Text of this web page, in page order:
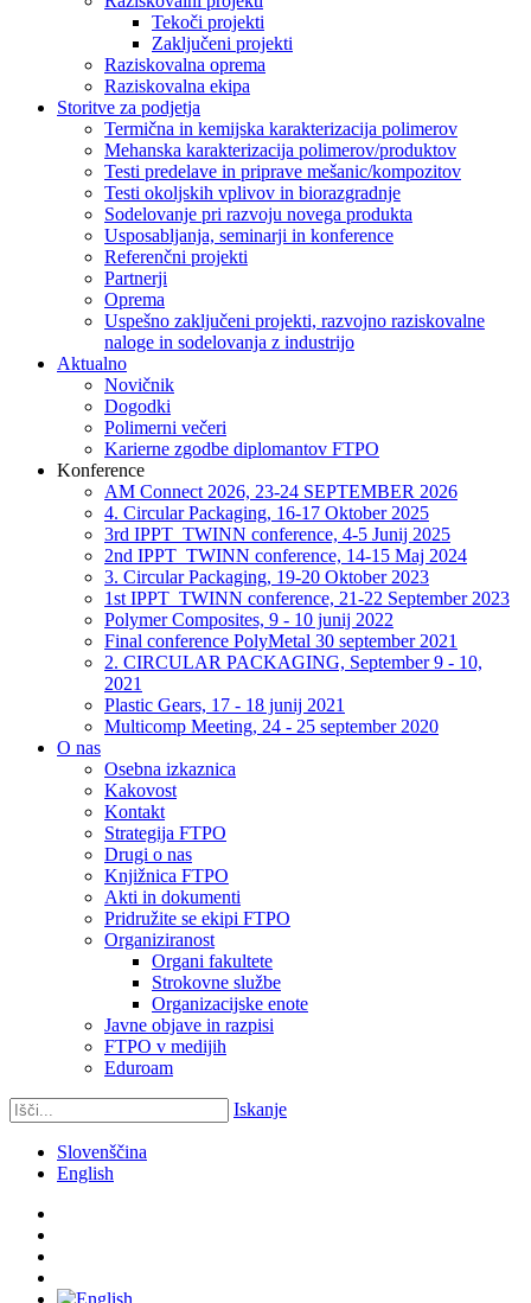
Tekoči projekti
Zaključeni projekti
Raziskovalna oprema
Raziskovalna ekipa
Storitve za podjetja
Termična in kemijska karakterizacija polimerov
Mehanska karakterizacija polimerov/produktov
Testi predelave in priprave mešanic/kompozitov
Testi okoljskih vplivov in biorazgradnje
Sodelovanje pri razvoju novega produkta
Usposabljanja, seminarji in konference
Referenčni projekti
Partnerji
Oprema
Uspešno zaključeni projekti, razvojno raziskovalne
naloge in sodelovanja z industrijo
Aktualno
Novičnik
Dogodki
Polimerni večeri
Karierne zgodbe diplomantov FTPO
Konference
AM Connect 2026, 23-24 SEPTEMBER 2026
4. Circular Packaging, 16-17 Oktober 2025
3rd IPPT_TWINN conference, 4-5 Junij 2025
2nd IPPT_TWINN conference, 14-15 Maj 2024
3. Circular Packaging, 19-20 Oktober 2023
1st IPPT_TWINN conference, 21-22 September 2023
Polymer Composites, 9 - 10 junij 2022
Final conference PolyMetal 30 september 2021
2. CIRCULAR PACKAGING, September 9 - 10,
2021
Plastic Gears, 17 - 18 junij 2021
Multicomp Meeting, 24 - 25 september 2020
O nas
Osebna izkaznica
Kakovost
Kontakt
Strategija FTPO
Drugi o nas
Knjižnica FTPO
Akti in dokumenti
Pridružite se ekipi FTPO
Organiziranost
Organi fakultete
Strokovne službe
Organizacijske enote
Javne objave in razpisi
FTPO v medijih
Eduroam
Iskanje
Slovenščina
English